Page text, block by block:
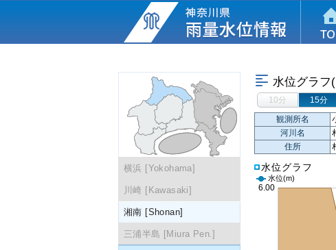
横浜 [Yokohama]
川崎 [Kawasaki]
湘南 [Shonan]
三浦半島 [Miura Pen.]
水位グラフ
10分 15分
観測所名
河川名
住所
水位グラフ
水位(m)